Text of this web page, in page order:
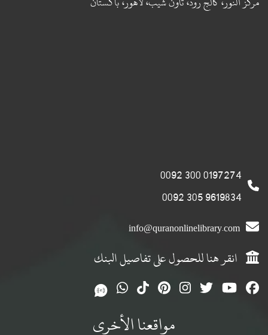
0197274 300 0092
9619834 305 0092
info@quranonlinelibrary.com
انقر هنا للحصول على تفاصيل البنك
مواقعنا الأخرى